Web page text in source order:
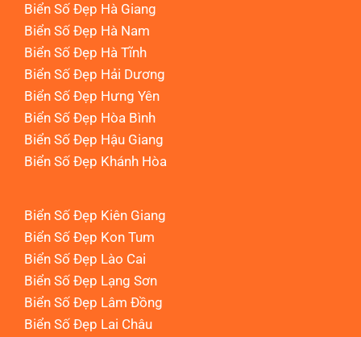
Biển Số Đẹp Hà Giang
Biển Số Đẹp Hà Nam
Biển Số Đẹp Hà Tĩnh
Biển Số Đẹp Hải Dương
Biển Số Đẹp Hưng Yên
Biển Số Đẹp Hòa Bình
Biển Số Đẹp Hậu Giang
Biển Số Đẹp Khánh Hòa
Biển Số Đẹp Kiên Giang
Biển Số Đẹp Kon Tum
Biển Số Đẹp Lào Cai
Biển Số Đẹp Lạng Sơn
Biển Số Đẹp Lâm Đồng
Biển Số Đẹp Lai Châu